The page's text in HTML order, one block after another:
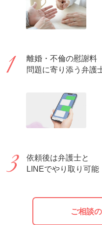
離婚・不倫の慰謝料
問題に寄り添う弁護
依頼後は弁護士と
LINEでやり取り可能
ご相談